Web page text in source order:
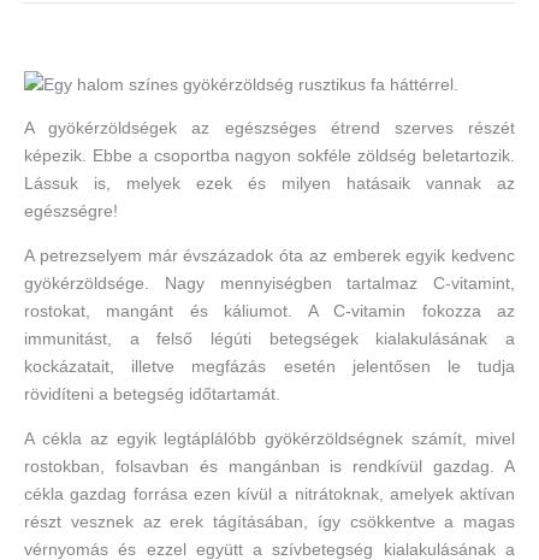
A gyökérzöldségek az egészséges étrend szerves részét
képezik. Ebbe a csoportba nagyon sokféle zöldség beletartozik.
Lássuk is, melyek ezek és milyen hatásaik vannak az
egészségre!
A petrezselyem már évszázadok óta az emberek egyik kedvenc
gyökérzöldsége. Nagy mennyiségben tartalmaz C-vitamint,
rostokat, mangánt és káliumot. A C-vitamin fokozza az
immunitást, a felső légúti betegségek kialakulásának a
kockázatait, illetve megfázás esetén jelentősen le tudja
rövidíteni a betegség időtartamát.
A cékla az egyik legtáplálóbb gyökérzöldségnek számít, mivel
rostokban, folsavban és mangánban is rendkívül gazdag. A
cékla gazdag forrása ezen kívül a nitrátoknak, amelyek aktívan
részt vesznek az erek tágításában, így csökkentve a magas
vérnyomás és ezzel együtt a szívbetegség kialakulásának a